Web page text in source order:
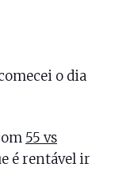
o dia
55 vs
é rentável ir